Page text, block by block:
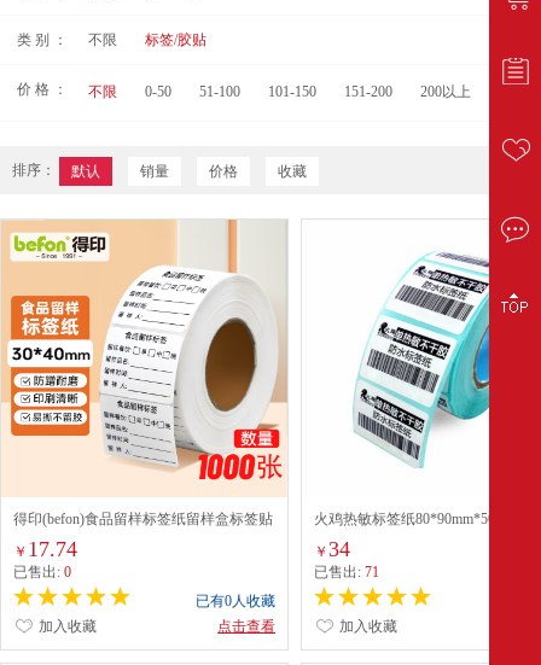
类 别 ： 不限 标签/胶贴
价 格 ： 不限 0-50 51-100 101-150 151-200 200以上
排序： 默认 销量 价格 收藏
得印(befon)食品留样标签纸留样盒标签贴
学校食堂留样取样标签贴不干胶贴纸
40mm*30mm*1000张1637
￥ 17.74
已售出: 0
已有0人收藏
点击查看
加入收藏
火鸡热敏标签纸80*90mm*500张
￥34
已售出:71
加入收藏